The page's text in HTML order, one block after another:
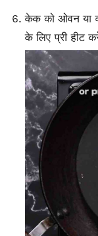
केक को ओवन या
के लिए प्री हीट